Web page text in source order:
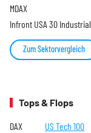
MDAX
Infront USA 30 Industrial
Zum Sektorvergleich
Tops & Flops
DAX US Tech 100